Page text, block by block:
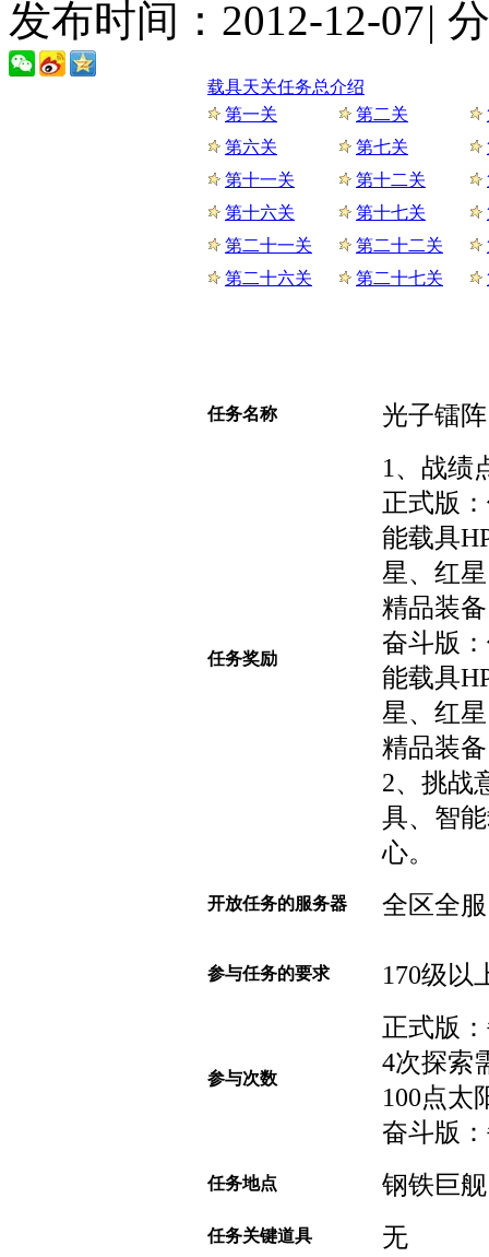
发布时间：2012-12-07|
载具天关任务总介绍
第一关
第二关
第六关
第七关
第十一关
第十二关
第十六关
第十七关
第二十一关
第二十二关
第二十六关
第二十七关
任务名称 光子镭阵
任务奖励
1、战绩
正式版
能载具
星、红
精品装
奋斗版
能载具
星、红
精品装
2、挑战
具、智
心。
开放任务的服务器 全区全服
参与任务的要求 170级以
参与次数
正式版
4次探索
100点太
奋斗版
任务地点 钢铁巨
任务关键道具 无